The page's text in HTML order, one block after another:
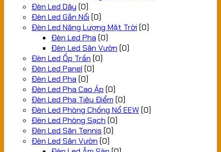
Đèn Led Dây (0)
Đèn Led Gắn Nổi (0)
Đèn Led Năng Lượng Mặt Trời (0)
Đèn Led Pha (0)
Đèn Led Sân Vườn (0)
Đèn Led Ốp Trần (0)
Đèn Led Panel (0)
Đèn Led Pha (0)
Đèn Led Pha Cao Áp (0)
Đèn Led Pha Tiêu Điểm (0)
Đèn Led Phòng Chống Nổ EEW (0)
Đèn Led Phòng Sạch (0)
Đèn Led Sân Tennis (0)
Đèn Led Sân Vườn (0)